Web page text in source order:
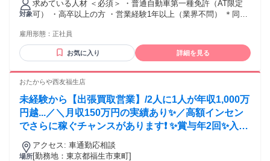
るその他手当金額：なし ※経験やスキルを考慮し、決定しま
す。 ※残業代は別途、全額支給します。 ※昇給年1回、賞与
年2回（6月、12月）、退職金あり。
対象
求めている人材 ＜必須＞ ・普通自動車第一種免許（AT限定
可） ・高卒以上の方 ・営業経験1年以上（業界不問） ＊同業
キルを磨きたい方 ■人材育成に携わりたい方 ■マネジメントス
キルを身につけたい ■管理営業に挑戦したい方 ■人に頼られる
ことが好きな方 ■安定した企業で長く働きたい方 ■モノづくり
を重視している方 等
雇用形態： 正社員
お気に入り 詳細を見る
おたからや西友福生店
未経験から【出張買取営業】/2人に1人が年収1,000万
円越...／＼月収150万円の実績あり✨／高額インセン
でさらに稼ぐチャンスがあります❗ ✨賞与年2回✨入社
祝い金あり ✅テレアポなし！✅飛び込みなし✅土日
希望休もOK✅女性も活躍中✅研修サポートも充実❗
場所
アクセス: 車通勤応相談
[勤務地：東京都福生市東町]